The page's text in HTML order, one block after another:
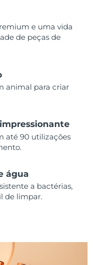
e uma vida
de peças de
animal para criar
até 90 utilizações
água
a bactérias,
de limpar.